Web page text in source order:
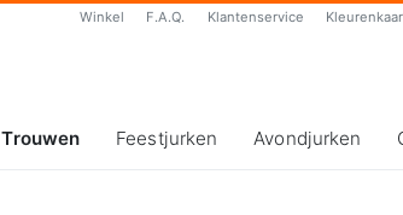
Winkel F.A.Q. Klantenservice
Trouwen Feestjurken Avondjurken